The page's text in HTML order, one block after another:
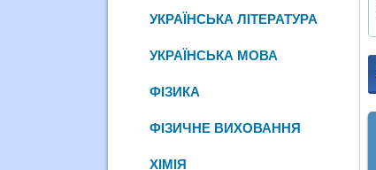
УКРАЇНСЬКА ЛІТЕРАТУРА
УКРАЇНСЬКА МОВА
ФІЗИКА
ФІЗИЧНЕ ВИХОВАННЯ
ХІМІЯ